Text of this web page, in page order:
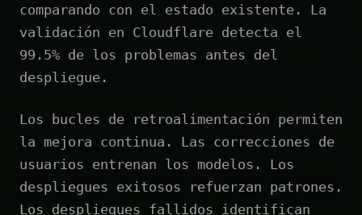
comparando con el estado existente. La
validación en Cloudflare detecta el
99.5% de los problemas antes del
despliegue.
Los bucles de retroalimentación permiten
la mejora continua. Las correcciones de
usuarios entrenan los modelos. Los
despliegues exitosos refuerzan patrones.
Los despliegues fallidos identifican